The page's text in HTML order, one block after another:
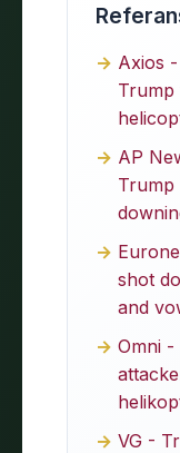
Axios
AP
Trump
shot
and
Omni -
VG -